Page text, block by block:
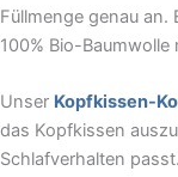
Füllmenge genau an.
100% Bio-
Unser Kopfkissen-
das Kopfkissen
Schlafverhalten passt.